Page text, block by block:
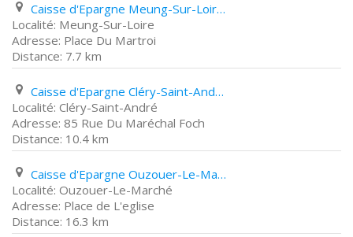
Caisse d'Epargne Meung-Sur-Loire Place Du Martroi
Meung-Sur-Loire
Place Du Martroi
7.7 km
Caisse d'Epargne Cléry-Saint-André 85 Rue Du Maréchal Foch
Cléry-Saint-André
85 Rue Du Maréchal Foch
10.4 km
Caisse d'Epargne Ouzouer-Le-Marché Place de L'eglise
Ouzouer-Le-Marché
Place de L'eglise
16.3 km